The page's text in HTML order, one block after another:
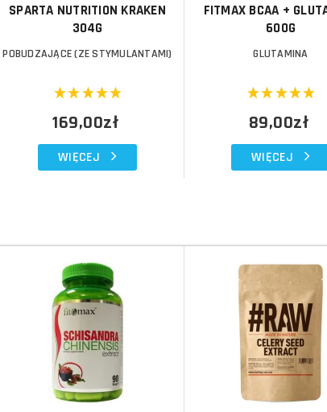
SPARTA NUTRITION KRAKEN
304G
POBUDZAJĄCE (ZE STYMULANTAMI)
169,00zł
WIĘCEJ
FITMAX BCAA +
600G
GLUTAMINA
89,00zł
WIĘCEJ